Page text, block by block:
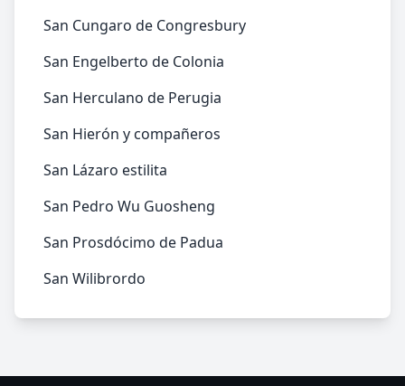
San Cungaro de Congresbury
San Engelberto de Colonia
San Herculano de Perugia
San Hierón y compañeros
San Lázaro estilita
San Pedro Wu Guosheng
San Prosdócimo de Padua
San Wilibrordo